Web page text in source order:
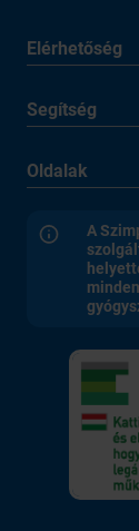
Elérhetőség
Segítség
Oldalak
A